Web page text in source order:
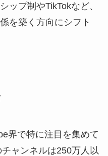
ップ制やTikTokなど、
を築く方向にシフト
界で特に注目を集めて
ャンネルは250万人以